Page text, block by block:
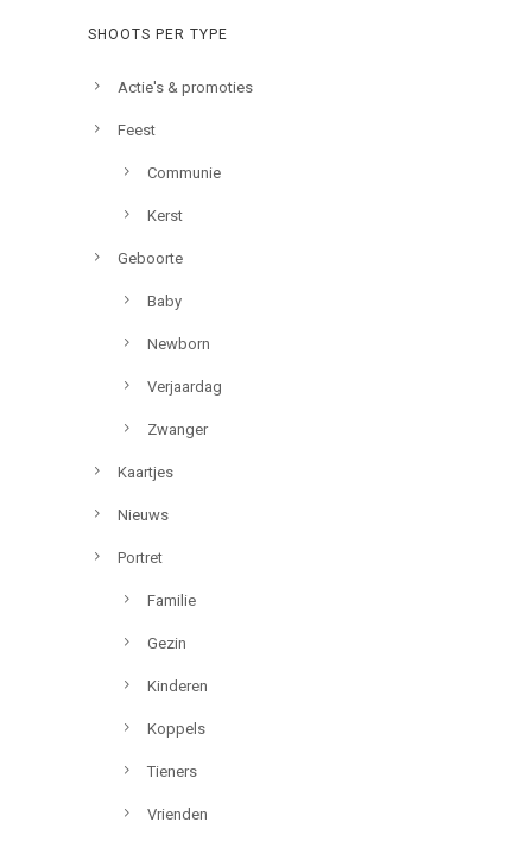
SHOOTS PER TYPE
Actie's & promoties
Feest
Communie
Kerst
Geboorte
Baby
Newborn
Verjaardag
Zwanger
Kaartjes
Nieuws
Portret
Familie
Gezin
Kinderen
Koppels
Tieners
Vrienden